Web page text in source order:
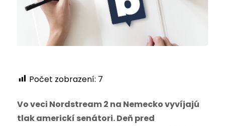
Počet zobrazení: 7
Vo veci Nordstream 2 na Nemecko vyvíjajú
tlak americkí senátori. Deň pred